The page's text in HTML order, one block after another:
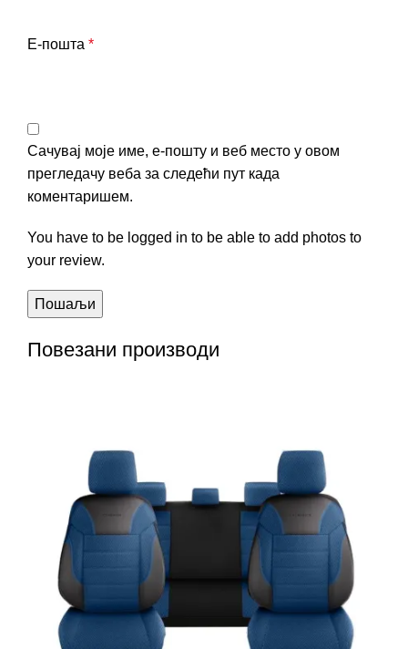
Е-пошта *
Сачувај моје име, е-пошту и веб место у овом
прегледачу веба за следећи пут када
коментаришем.
You have to be logged in to be able to add photos to
your review.
Повезани производи